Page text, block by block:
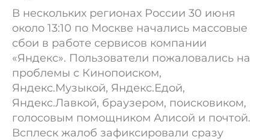
В нескольких регионах России 30 июня
около 13:10 по Москве начались массовые
сбои в работе сервисов компании
«Яндекс». Пользователи пожаловались на
проблемы с Кинопоиском,
Яндекс.Музыкой, Яндекс.Едой,
Яндекс.Лавкой, браузером, поисковиком,
голосовым помощником Алисой и почтой.
Всплеск жалоб зафиксировали сразу